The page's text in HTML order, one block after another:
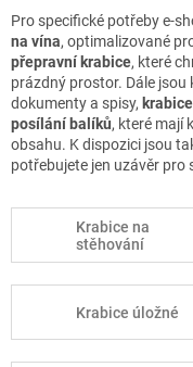
Pro specifické potřeby e-
na vína, optimalizované
přepravní krabice, které
prázdný prostor. Dále jsou
dokumenty a spisy,
posílání balíků, které mají
obsahu. K dispozici jsou
potřebujete jen uzávěr pro
Krabice na
stěhování
Krabice úložné